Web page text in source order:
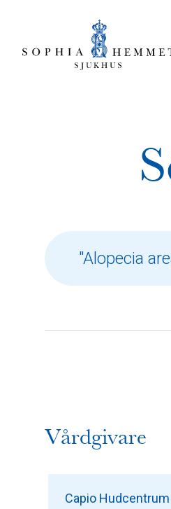
Vårdgivare
Capio Hudcentrum